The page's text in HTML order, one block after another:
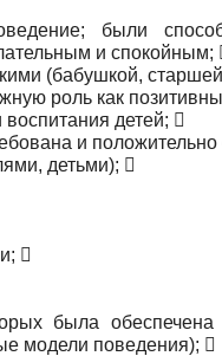
были
и спокойным;
(бабушкой, старшей
роль как
детей; 
и положительно
детьми); 

была обеспечена
модели поведения); 